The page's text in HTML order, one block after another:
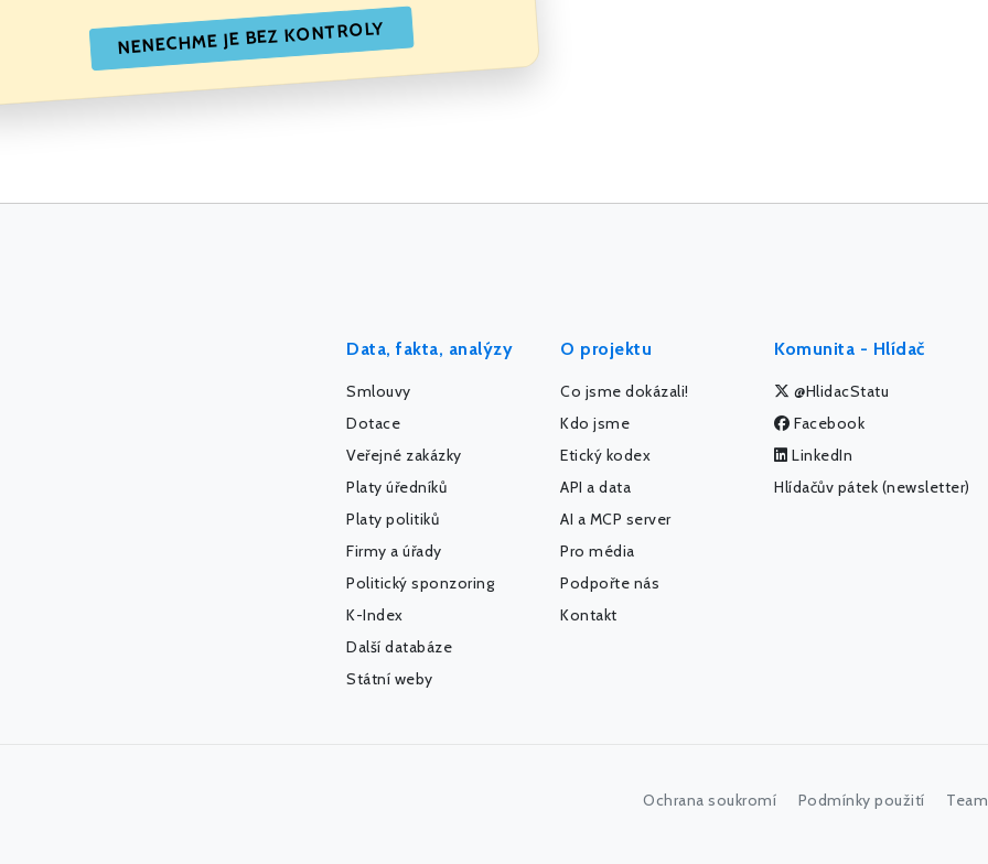
NENECHME JE BEZ KONTROLY
Data, fakta, analýzy
Smlouvy
Dotace
Veřejné zakázky
Platy úředníků
Platy politiků
Firmy a úřady
Politický sponzoring
K-Index
Další databáze
Státní weby
O projektu
Co jsme dokázali!
Kdo jsme
Etický kodex
API a data
AI a MCP server
Pro média
Podpořte nás
Kontakt
Komunita - Hlídač
@HlidacStatu
Facebook
LinkedIn
Hlídačův pátek (newsletter)
Ochrana soukromí Podmínky použití Team